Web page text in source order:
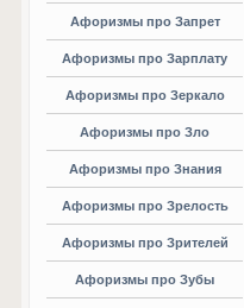
Афоризмы про Запрет
Афоризмы про Зарплату
Афоризмы про Зеркало
Афоризмы про Зло
Афоризмы про Знания
Афоризмы про Зрелость
Афоризмы про Зрителей
Афоризмы про Зубы